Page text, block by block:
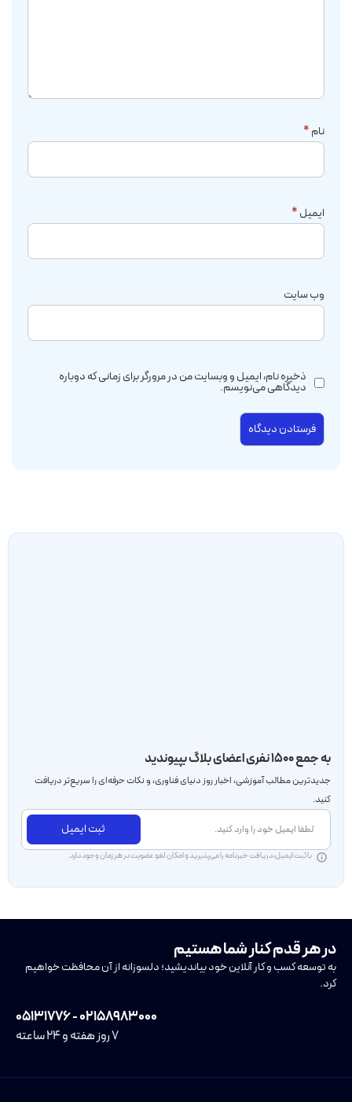
نام*
ایمیل*
وب‌ سایت
ذخیره نام، ایمیل و وبسایت من در مرورگر برای زمانی که دوباره
دیدگاهی می‌نویسم.
به جمع ۱۵۰۰ نفری اعضای بلاگ بپیوندید
جدید‌ترین مطالب آموزشی، اخبار روز دنیای فناوری، و نکات حرفه‌ای را سریع‌تر دریافت
کنید.
ثبت ایمیل
با ثبت ایمیل، دریافت خبرنامه را می‌پذیرید و امکان لغو عضویت در هر زمان وجود دارد.
در هر قدم کنار شما هستیم
به توسعه کسب و کار آنلاین خود بیاندیشید؛ دلسوزانه از آن محافظت خواهیم
کرد.
۰۲۱۵۸۹۸۳۰۰۰ - ۰۵۱۳۱۷۷۶
۷ روز هفته و ۲۴ ساعته